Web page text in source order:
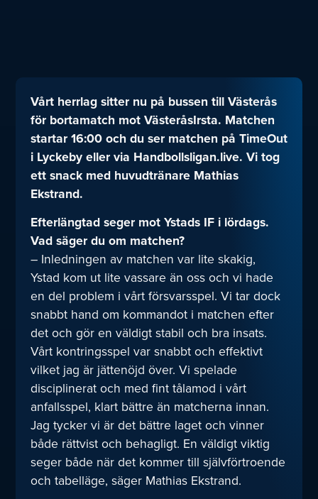
Vårt herrlag sitter nu på bussen till Västerås
för bortamatch mot VästeråsIrsta. Matchen
startar 16:00 och du ser matchen på TimeOut
i Lyckeby eller via Handbollsligan.live. Vi tog
ett snack med huvudtränare Mathias
Ekstrand.
Efterlängtad seger mot Ystads IF i lördags.
Vad säger du om matchen?
– Inledningen av matchen var lite skakig,
Ystad kom ut lite vassare än oss och vi hade
en del problem i vårt försvarsspel. Vi tar dock
snabbt hand om kommandot i matchen efter
det och gör en väldigt stabil och bra insats.
Vårt kontringsspel var snabbt och effektivt
vilket jag är jättenöjd över. Vi spelade
disciplinerat och med fint tålamod i vårt
anfallsspel, klart bättre än matcherna innan.
Jag tycker vi är det bättre laget och vinner
både rättvist och behagligt. En väldigt viktig
seger både när det kommer till självförtroende
och tabelläge, säger Mathias Ekstrand.